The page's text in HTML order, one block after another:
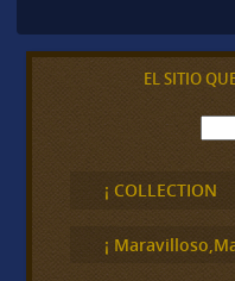
EL SITIO
B
u
c
a
¡ COLLECTION
¡